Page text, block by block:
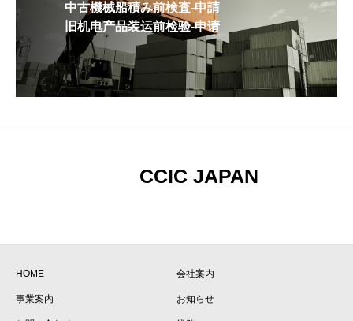
中古機械船積み前検査-申請
旧机电产品装运前检验-申请
CCIC JAPAN
HOME 会社案内
事業案内 お知らせ